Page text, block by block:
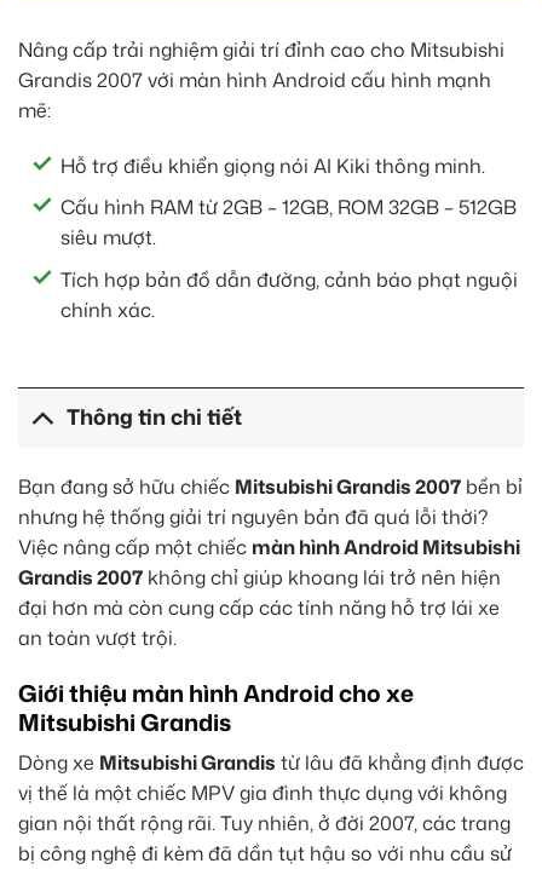
Nâng cấp trải nghiệm giải trí đỉnh cao cho Mitsubishi
Grandis 2007 với màn hình Android cấu hình mạnh
mẽ:
Hỗ trợ điều khiển giọng nói AI Kiki thông minh.
Cấu hình RAM từ 2GB – 12GB, ROM 32GB – 512GB
siêu mượt.
Tích hợp bản đồ dẫn đường, cảnh báo phạt nguội
chính xác.
Thông tin chi tiết
Bạn đang sở hữu chiếc Mitsubishi Grandis 2007 bền bỉ
nhưng hệ thống giải trí nguyên bản đã quá lỗi thời?
Việc nâng cấp một chiếc màn hình Android Mitsubishi
Grandis 2007 không chỉ giúp khoang lái trở nên hiện
đại hơn mà còn cung cấp các tính năng hỗ trợ lái xe
an toàn vượt trội.
Giới thiệu màn hình Android cho xe
Mitsubishi Grandis
Dòng xe Mitsubishi Grandis từ lâu đã khẳng định được
vị thế là một chiếc MPV gia đình thực dụng với không
gian nội thất rộng rãi. Tuy nhiên, ở đời 2007, các trang
bị công nghệ đi kèm đã dần tụt hậu so với nhu cầu sử